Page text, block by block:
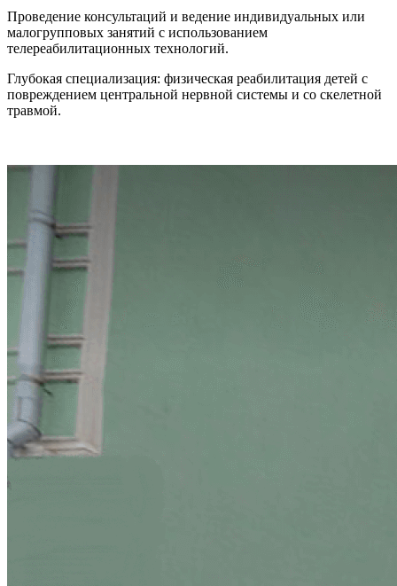
Проведение консультаций и ведение индивидуальных или
малогрупповых занятий с использованием
телереабилитационных технологий.
Глубокая специализация: физическая реабилитация детей с
повреждением центральной нервной системы и со скелетной
травмой.